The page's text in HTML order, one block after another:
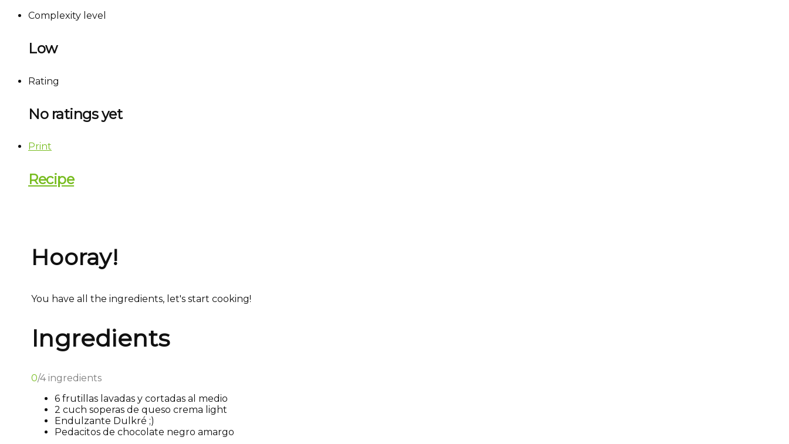
Complexity level
Low
Rating
No ratings yet
Print
Recipe
Hooray!
You have all the ingredients, let's start cooking!
Ingredients
0/4ingredients
6 frutillas lavadas y cortadas al medio
2 cuch soperas de queso crema light
Endulzante Dulkré ;)
Pedacitos de chocolate negro amargo